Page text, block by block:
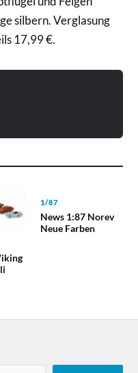
silbern. Verglasung
17,99 €.
1/87
News 1:87 Norev
Neue Farben